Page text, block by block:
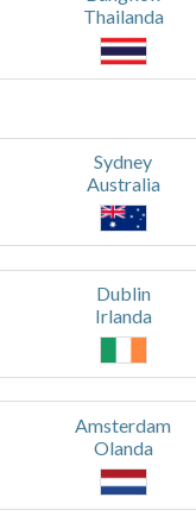
Thailanda
Sydney
Australia
Dublin
Irlanda
Amsterdam
Olanda